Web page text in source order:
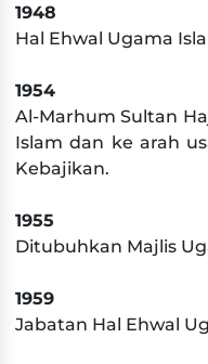
1948
Hal Ehwal Ugama
1954
Al-Marhum Sultan
Islam dan ke arah
Kebajikan.
1955
Ditubuhkan Majlis
1959
Jabatan Hal Ehwal